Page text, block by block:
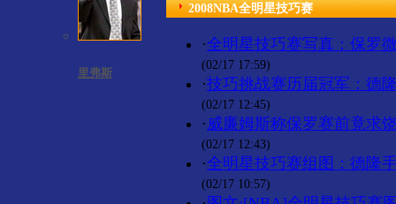
里弗斯
2008NBA全明星技巧赛
·全明星技巧赛写真：保罗
(02/17 17:59)
·技巧挑战赛历届冠军：德
(02/17 12:45)
·威廉姆斯称保罗赛前竟求
(02/17 12:43)
·全明星技巧赛组图：德隆
(02/17 10:57)